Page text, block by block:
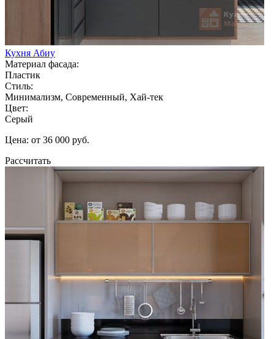
Кухня Абиу
Материал фасада:
Пластик
Стиль:
Минимализм, Современный, Хай-тек
Цвет:
Серый
Цена: от 36 000 руб.
Рассчитать